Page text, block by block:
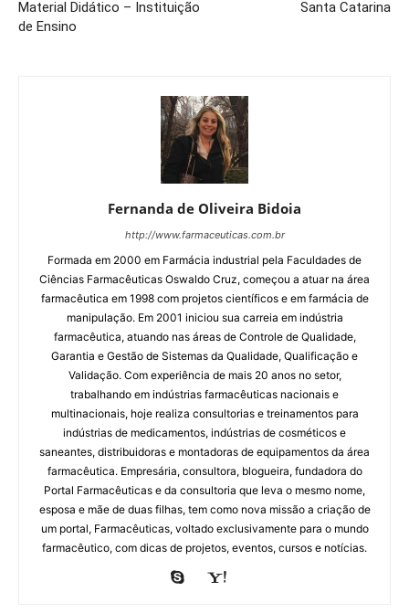
Material Didático – Instituição
de Ensino
Santa Catarina
Fernanda de Oliveira Bidoia
http://www.farmaceuticas.com.br
Formada em 2000 em Farmácia industrial pela Faculdades de
Ciências Farmacêuticas Oswaldo Cruz, começou a atuar na área
farmacêutica em 1998 com projetos científicos e em farmácia de
manipulação. Em 2001 iniciou sua carreia em indústria
farmacêutica, atuando nas áreas de Controle de Qualidade,
Garantia e Gestão de Sistemas da Qualidade, Qualificação e
Validação. Com experiência de mais 20 anos no setor,
trabalhando em indústrias farmacêuticas nacionais e
multinacionais, hoje realiza consultorias e treinamentos para
indústrias de medicamentos, indústrias de cosméticos e
saneantes, distribuidoras e montadoras de equipamentos da área
farmacêutica. Empresária, consultora, blogueira, fundadora do
Portal Farmacêuticas e da consultoria que leva o mesmo nome,
esposa e mãe de duas filhas, tem como nova missão a criação de
um portal, Farmacêuticas, voltado exclusivamente para o mundo
farmacêutico, com dicas de projetos, eventos, cursos e notícias.